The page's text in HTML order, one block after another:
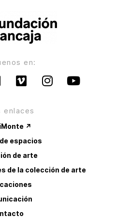
en:
enlaces
↗
espacios
de arte
de la colección de arte